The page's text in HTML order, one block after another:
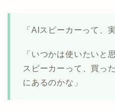
「AIスピーカーって、
「いつかは使いたいと
スピーカーって、買っ
にあるのかな」